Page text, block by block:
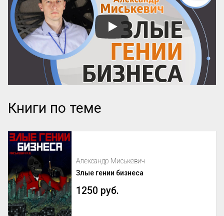
Книги по теме
Александр Миськевич
Злые гении бизнеса
1250 руб.